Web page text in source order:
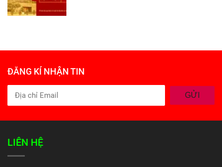
ĐĂNG KÍ NHẬN TIN
GỬI
LIÊN HỆ